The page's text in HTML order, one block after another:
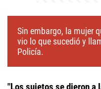
Sin embargo, la mujer
vio lo que sucedió y
Policía.